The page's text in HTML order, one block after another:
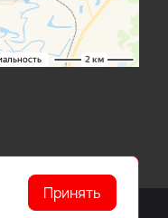
Принять